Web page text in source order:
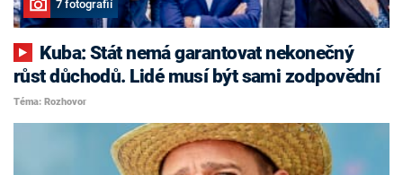
7 fotografií
růst důchodů. Lidé musí být sami zodpovědní
Téma: Rozhovor